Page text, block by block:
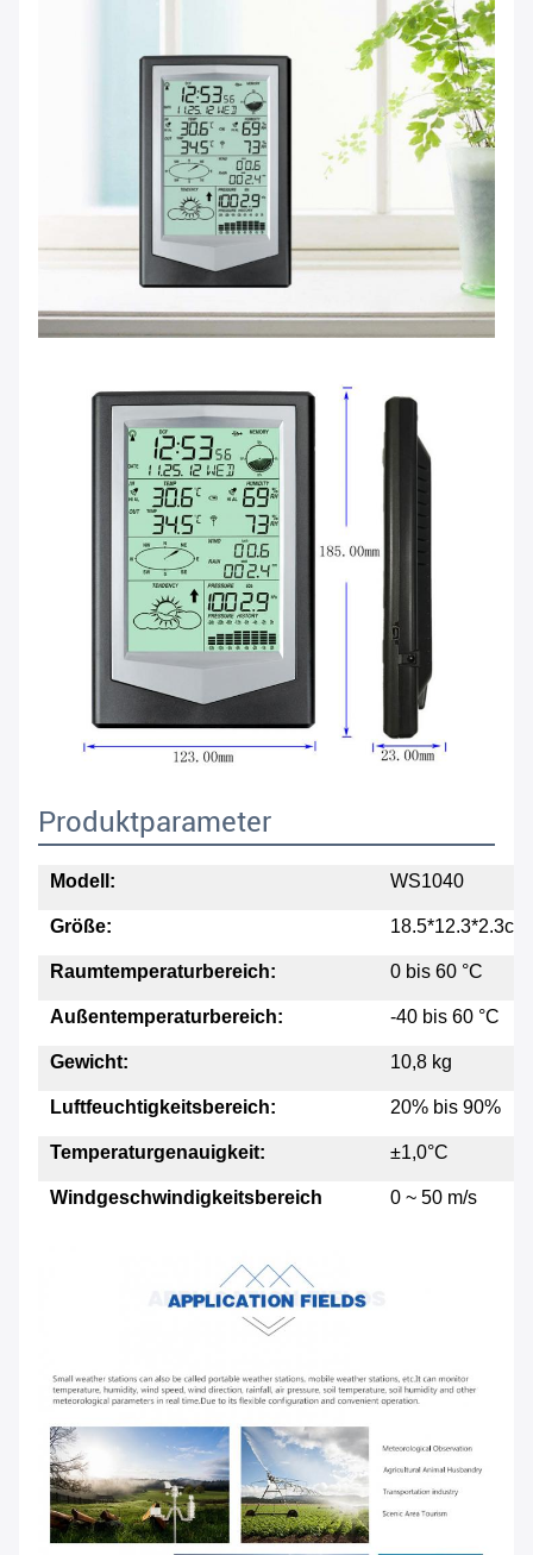
Produktparameter
Modell: WS1040
Größe: 18.5*12.3*2.3cm
Raumtemperaturbereich: 0 bis 60 °C
Außentemperaturbereich: -40 bis 60 °C
Gewicht: 10,8 kg
Luftfeuchtigkeitsbereich: 20% bis 90%
Temperaturgenauigkeit: ±1,0°C
Windgeschwindigkeitsbereich 0 ~ 50 m/s